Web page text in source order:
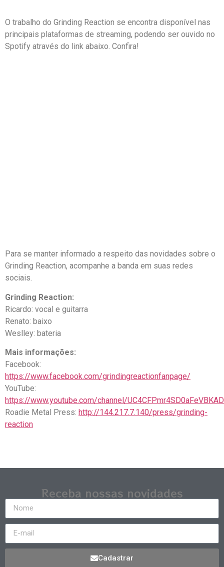
O trabalho do Grinding Reaction se encontra disponível nas
principais plataformas de streaming, podendo ser ouvido no
Spotify através do link abaixo. Confira!
Para se manter informado a respeito das novidades sobre o
Grinding Reaction, acompanhe a banda em suas redes
sociais.
Grinding Reaction:
Ricardo: vocal e guitarra
Renato: baixo
Weslley: bateria
Mais informações:
Facebook:
https://www.facebook.com/grindingreactionfanpage/
YouTube:
https://www.youtube.com/channel/
Roadie Metal Press: http://144.217.7.140/press/grinding-
reaction
Receba nossas novidades
Cadastrar